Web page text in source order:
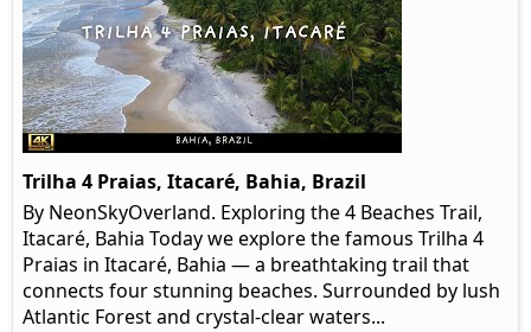
Trilha 4 Praias, Itacaré, Bahia, Brazil
By NeonSkyOverland. Exploring the 4 Beaches Trail,
Itacaré, Bahia Today we explore the famous Trilha 4
Praias in Itacaré, Bahia — a breathtaking trail that
connects four stunning beaches. Surrounded by lush
Atlantic Forest and crystal-clear waters...